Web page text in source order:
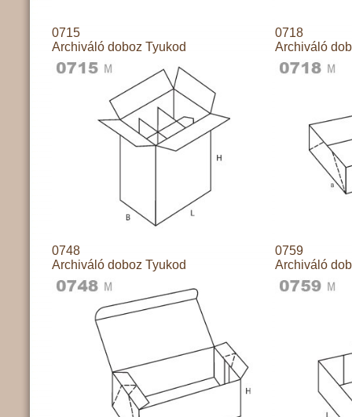
0715
Archiváló doboz Tyukod
0718
Archiváló
0748
Archiváló doboz Tyukod
0759
Archiváló